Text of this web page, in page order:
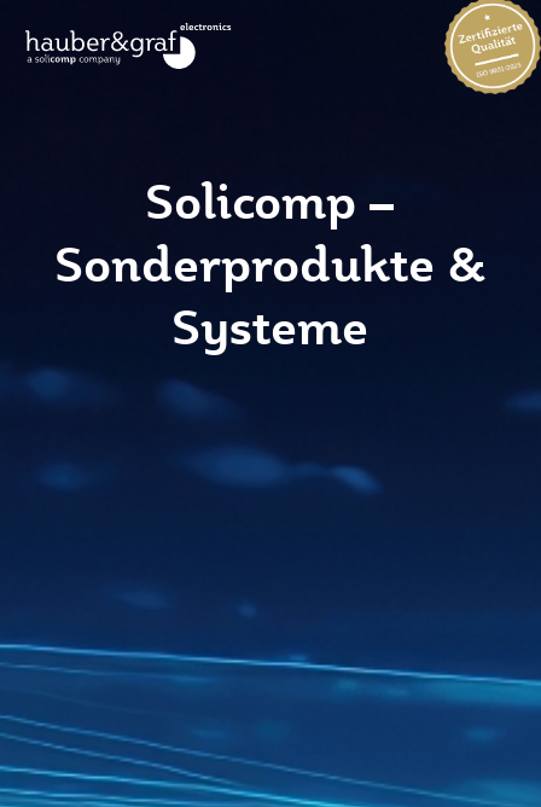
Solicomp –
Sonderprodukte &
Systeme